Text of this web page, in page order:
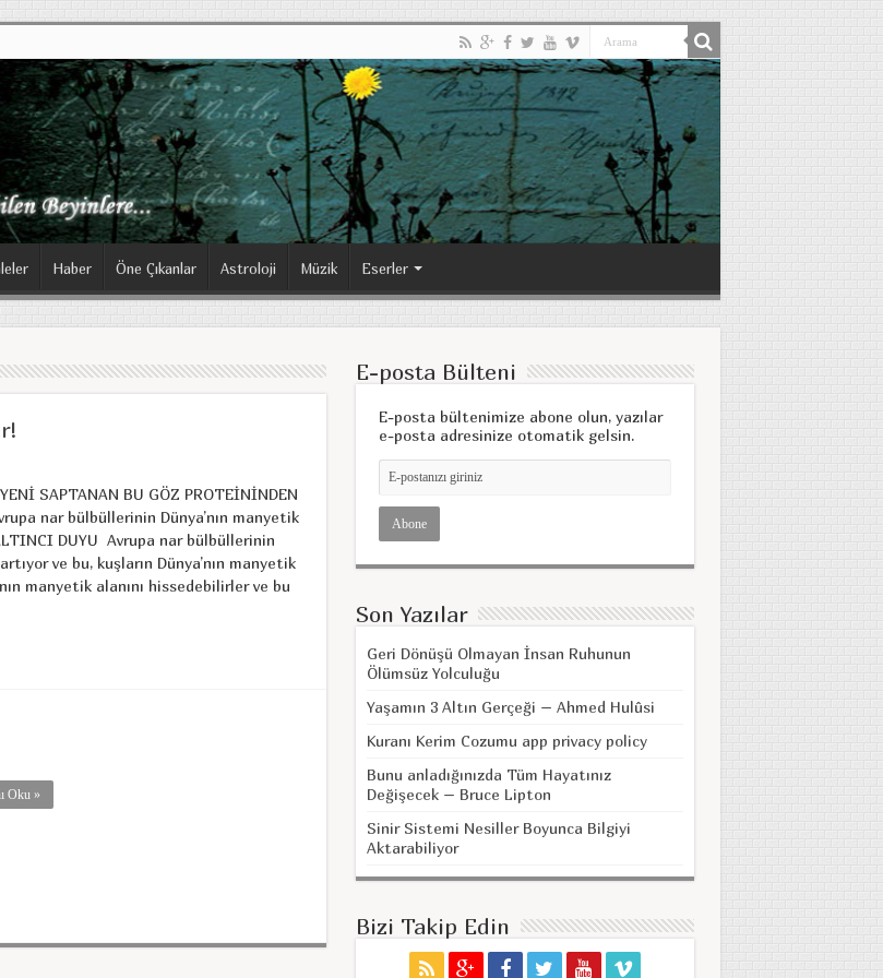
Haber Öne Çıkanlar Astroloji Müzik Eserler
SAPTANAN BU GÖZ PROTEİNİNDEN
nar bülbüllerinin Dünya’nın manyetik
DUYU Avrupa nar bülbüllerinin
ve bu, kuşların Dünya’nın manyetik
manyetik alanını hissedebilirler ve bu
Oku »
E-posta Bülteni
E-posta bültenimize abone olun, yazılar
e-posta adresinize otomatik gelsin.
Son Yazılar
Geri Dönüşü Olmayan İnsan Ruhunun
Ölümsüz Yolculuğu
Yaşamın 3 Altın Gerçeği – Ahmed Hulûsi
Kuranı Kerim Cozumu app privacy policy
Bunu anladığınızda Tüm Hayatınız
Değişecek – Bruce Lipton
Sinir Sistemi Nesiller Boyunca Bilgiyi
Aktarabiliyor
Bizi Takip Edin